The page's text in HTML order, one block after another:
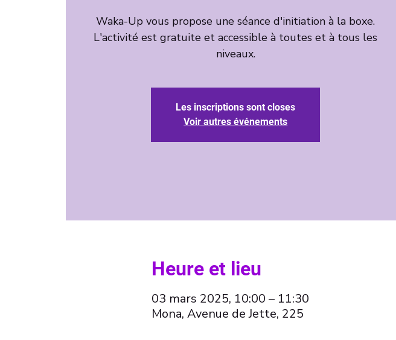
Waka-Up vous propose une séance d'initiation à la boxe.
L'activité est gratuite et accessible à toutes et à tous les
niveaux.
Les inscriptions sont closes
Voir autres événements
Heure et lieu
03 mars 2025, 10:00 – 11:30
Mona, Avenue de Jette, 225